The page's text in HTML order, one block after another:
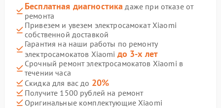
Бесплатная диагностика даже при отказе от
ремонта
Привезем и увезем электросамокат Xiaomi
собственной доставкой
Гарантия на наши работы по ремонту
электросамокатов Xiaomi до 3-х лет
Срочный ремонт электросамокатов Xiaomi в
течении часа
Скидка для вас до 20%
Получите 1500 рублей на ремонт
Оригинальные комплектующие Xiaomi